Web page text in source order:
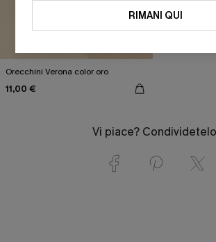
Orecchini Verona color oro
11,00 €
Vi piace?
RIMANI QUI